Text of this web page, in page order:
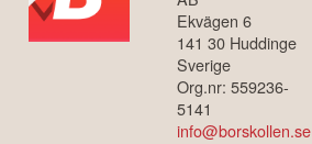
Ekvägen 6
141 30 Huddinge
Sverige
Org.nr: 559236-
5141
info@borskollen.se